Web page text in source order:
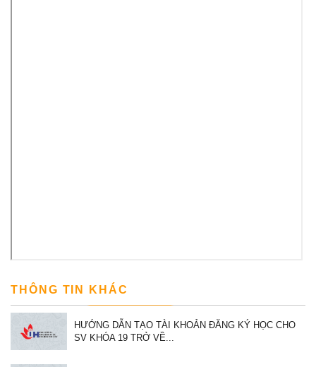
THÔNG TIN KHÁC
HƯỚNG DẪN TẠO TÀI KHOẢN ĐĂNG KÝ HỌC CHO
SV KHÓA 19 TRỞ VỀ...